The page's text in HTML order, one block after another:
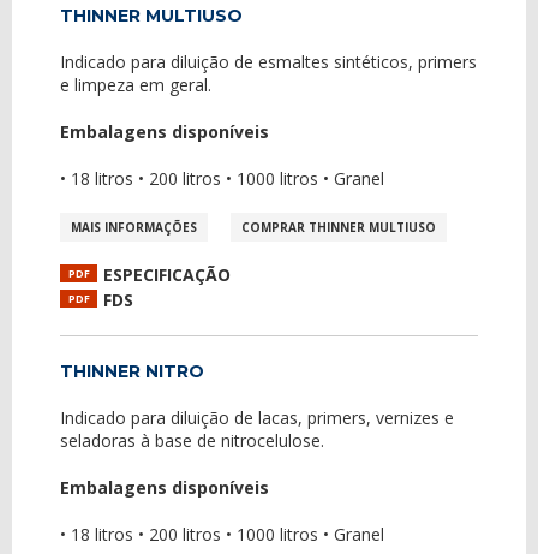
THINNER MULTIUSO
Indicado para diluição de esmaltes sintéticos, primers
e limpeza em geral.
Embalagens disponíveis
• 18 litros • 200 litros • 1000 litros • Granel
MAIS INFORMAÇÕES COMPRAR THINNER MULTIUSO
PDF ESPECIFICAÇÃO
PDF FDS
THINNER NITRO
Indicado para diluição de lacas, primers, vernizes e
seladoras à base de nitrocelulose.
Embalagens disponíveis
• 18 litros • 200 litros • 1000 litros • Granel